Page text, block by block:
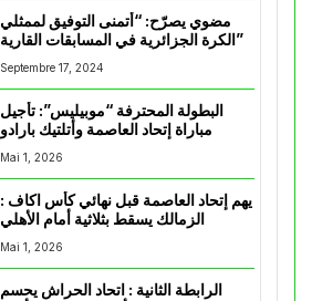
مضوي يصرّح: “أتمنى التوفيق لممثلي
الكرة الجزائرية في المسابقات القارية”
Septembre 17, 2024
البطولة المحترفة “موبيليس”: تأجيل
مباراة إتحاد العاصمة وأتلتيك بارادو
Mai 1, 2026
يهم إتحاد العاصمة قبل نهائي كأس اكاف :
Mai 1, 2026
الرابطة الثانية : اتحاد الحراش يحسم